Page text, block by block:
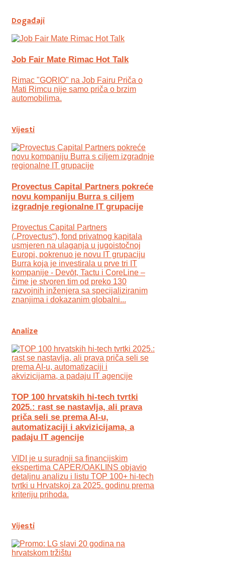
Događaji
Job Fair Mate Rimac Hot Talk
Rimac "GORIO" na Job Fairu Priča o
Mati Rimcu nije samo priča o brzim
automobilima.
Vijesti
Provectus Capital Partners pokreće
novu kompaniju Burra s ciljem
izgradnje regionalne IT grupacije
Provectus Capital Partners
(„Provectus“), fond privatnog kapitala
usmjeren na ulaganja u jugoistočnoj
Europi, pokrenuo je novu IT grupaciju
Burra koja je investirala u prve tri IT
kompanije - Devōt, Tactu i CoreLine –
čime je stvoren tim od preko 130
razvojnih inženjera sa specijaliziranim
znanjima i dokazanim globalni...
Analize
TOP 100 hrvatskih hi-tech tvrtki
2025.: rast se nastavlja, ali prava
priča seli se prema AI-u,
automatizaciji i akvizicijama, a
padaju IT agencije
VIDI je u suradnji sa financijskim
ekspertima CAPER/OAKLINS objavio
detaljnu analizu i listu TOP 100+ hi-tech
tvrtki u Hrvatskoj za 2025. godinu prema
kriteriju prihoda.
Vijesti